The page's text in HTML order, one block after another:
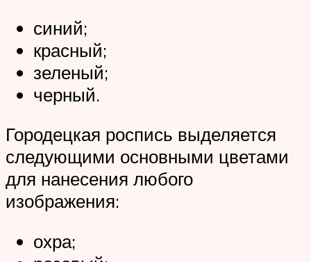
синий;
красный;
зеленый;
черный.
Городецкая роспись выделяется
следующими основными цветами
для нанесения любого
изображения:
охра;